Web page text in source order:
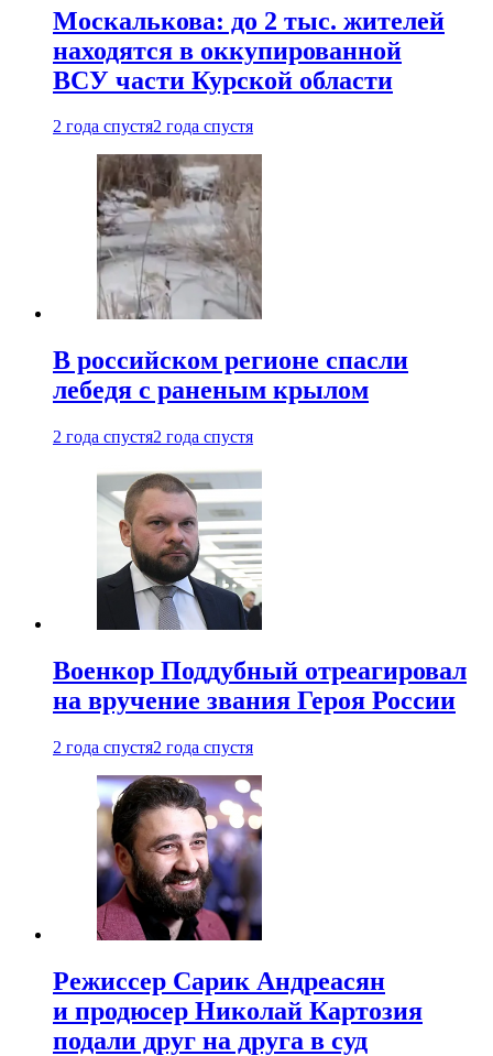
Москалькова: до 2 тыс. жителей
находятся в оккупированной
ВСУ части Курской области
2 года спустя2 года спустя
В российском регионе спасли
лебедя с раненым крылом
2 года спустя2 года спустя
Военкор Поддубный отреагировал
на вручение звания Героя России
2 года спустя2 года спустя
Режиссер Сарик Андреасян
и продюсер Николай Картозия
подали друг на друга в суд